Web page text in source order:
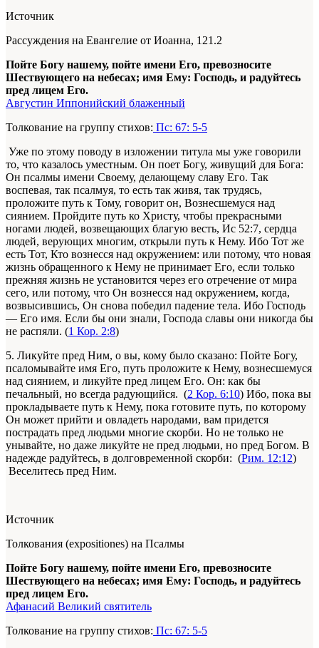
Источник
Рассуждения на Евангелие от Иоанна, 121.2
Пойте Богу нашему, пойте имени Его, превозносите
Шествующего на небесах; имя Ему: Господь, и радуйтесь
пред лицем Его.
Августин Иппонийский блаженный
Толкование на группу стихов: Пс: 67: 5-5
Уже по этому поводу в изложении титула мы уже говорили
то, что казалось уместным. Он поет Богу, живущий для Бога:
Он псалмы имени Своему, делающему славу Его. Так
воспевая, так псалмуя, то есть так живя, так трудясь,
проложите путь к Тому, говорит он, Вознесшемуся над
сиянием. Пройдите путь ко Христу, чтобы прекрасными
ногами людей, возвещающих благую весть, Ис 52:7, сердца
людей, верующих многим, открыли путь к Нему. Ибо Тот же
есть Тот, Кто вознесся над окружением: или потому, что новая
жизнь обращенного к Нему не принимает Его, если только
прежняя жизнь не установится через его отречение от мира
сего, или потому, что Он вознесся над окружением, когда,
возвысившись, Он снова победил падение тела. Ибо Господь
— Его имя. Если бы они знали, Господа славы они никогда бы
не распяли. (1 Кор. 2:8)
5. Ликуйте пред Ним, о вы, кому было сказано: Пойте Богу,
псаломывайте имя Его, путь проложите к Нему, вознесшемуся
над сиянием, и ликуйте пред лицем Его. Он: как бы
печальный, но всегда радующийся. (2 Кор. 6:10) Ибо, пока вы
прокладываете путь к Нему, пока готовите путь, по которому
Он может прийти и овладеть народами, вам придется
пострадать пред людьми многие скорби. Но не только не
унывайте, но даже ликуйте не пред людьми, но пред Богом. В
надежде радуйтесь, в долговременной скорби: (Рим. 12:12)
Веселитесь пред Ним.
Источник
Толкования (expositiones) на Псалмы
Пойте Богу нашему, пойте имени Его, превозносите
Шествующего на небесах; имя Ему: Господь, и радуйтесь
пред лицем Его.
Афанасий Великий святитель
Толкование на группу стихов: Пс: 67: 5-5